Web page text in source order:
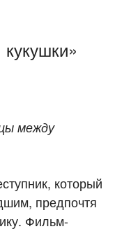
между
который
предпочтя
Фильм-